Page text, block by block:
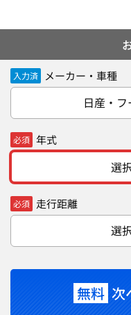
入力済 メーカー・車種
日産・
必須 年式
選
必須 走行距離
選
無料 次